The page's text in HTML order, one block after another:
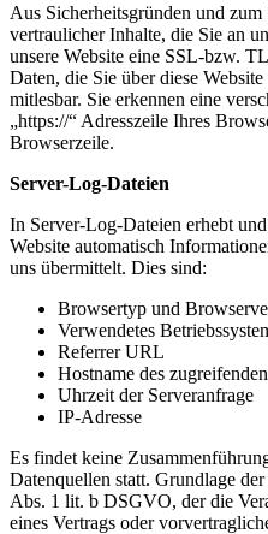
Aus Sicherheitsgründen und
vertraulicher Inhalte, die Sie an
unsere Website eine SSL-bzw.
Daten, die Sie über diese
mitlesbar. Sie erkennen eine
„https://“ Adresszeile Ihres
Browserzeile.
Server-Log-Dateien
In Server-Log-Dateien erhebt
Website automatisch
uns übermittelt. Dies sind:
Browsertyp und
Verwendetes
Referrer URL
Hostname des
Uhrzeit der Serveranfrage
IP-Adresse
Es findet keine
Datenquellen statt. Grundlage
Abs. 1 lit. b DSGVO, der die
eines Vertrags oder